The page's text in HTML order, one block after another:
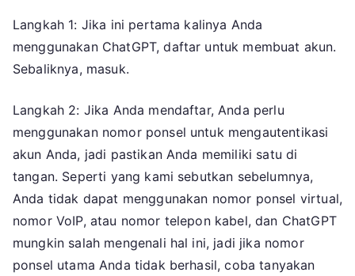
Langkah 1: Jika ini pertama kalinya Anda
menggunakan ChatGPT, daftar untuk membuat akun.
Sebaliknya, masuk.
Langkah 2: Jika Anda mendaftar, Anda perlu
menggunakan nomor ponsel untuk mengautentikasi
akun Anda, jadi pastikan Anda memiliki satu di
tangan. Seperti yang kami sebutkan sebelumnya,
Anda tidak dapat menggunakan nomor ponsel virtual,
nomor VoIP, atau nomor telepon kabel, dan ChatGPT
mungkin salah mengenali hal ini, jadi jika nomor
ponsel utama Anda tidak berhasil, coba tanyakan